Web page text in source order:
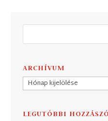
ARCHÍVUM
Archívum
LEGUTÓBBI